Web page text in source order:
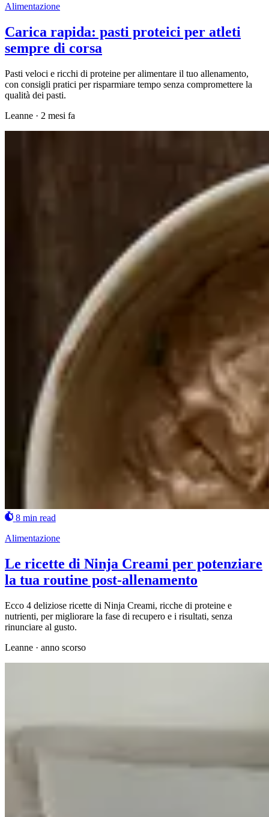
Alimentazione
Carica rapida: pasti proteici per atleti
sempre di corsa
Pasti veloci e ricchi di proteine per alimentare il tuo allenamento,
con consigli pratici per risparmiare tempo senza compromettere la
qualità dei pasti.
Leanne · 2 mesi fa
8 min read
Alimentazione
Le ricette di Ninja Creami per potenziare
la tua routine post-allenamento
Ecco 4 deliziose ricette di Ninja Creami, ricche di proteine e
nutrienti, per migliorare la fase di recupero e i risultati, senza
rinunciare al gusto.
Leanne · anno scorso